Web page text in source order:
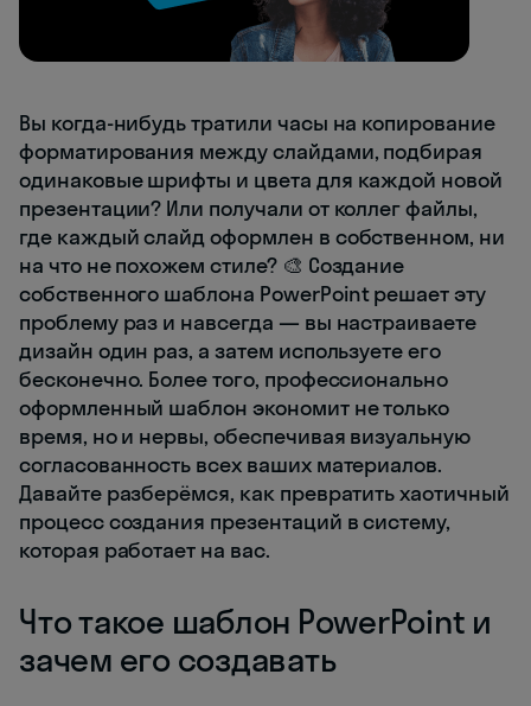
Вы когда-нибудь тратили часы на копирование
форматирования между слайдами, подбирая
одинаковые шрифты и цвета для каждой новой
презентации? Или получали от коллег файлы,
где каждый слайд оформлен в собственном, ни
на что не похожем стиле? 🎨 Создание
собственного шаблона PowerPoint решает эту
проблему раз и навсегда — вы настраиваете
дизайн один раз, а затем используете его
бесконечно. Более того, профессионально
оформленный шаблон экономит не только
время, но и нервы, обеспечивая визуальную
согласованность всех ваших материалов.
Давайте разберёмся, как превратить хаотичный
процесс создания презентаций в систему,
которая работает на вас.
Что такое шаблон PowerPoint и
зачем его создавать